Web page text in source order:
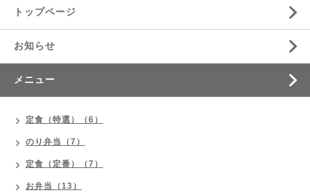
トップページ
お知らせ
メニュー
定食（特選）（6）
のり弁当（7）
定食（定番）（7）
お弁当（13）